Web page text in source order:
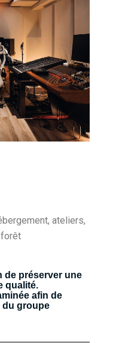
ateliers,
de préserver une
qualité.
afin de
du groupe